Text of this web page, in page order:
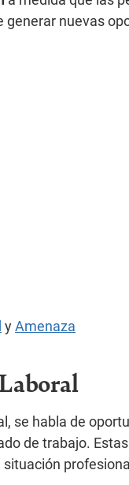
generar nuevas
yAmenaza
se habla de
de trabajo.